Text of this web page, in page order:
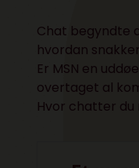
Chat begyndte
hvordan
Er MSN en
overtaget al
Hvor chatter du